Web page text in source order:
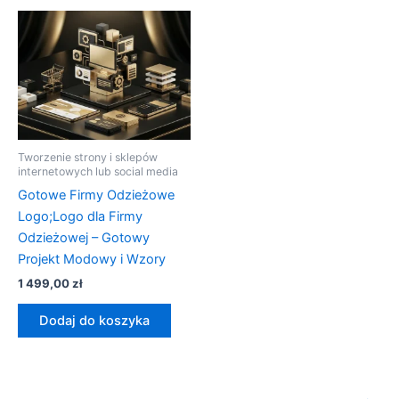
Tworzenie strony i sklepów
internetowych lub social media
Gotowe Firmy Odzieżowe
Logo;Logo dla Firmy
Odzieżowej – Gotowy
Projekt Modowy i Wzory
1 499,00zł
Dodaj do koszyka